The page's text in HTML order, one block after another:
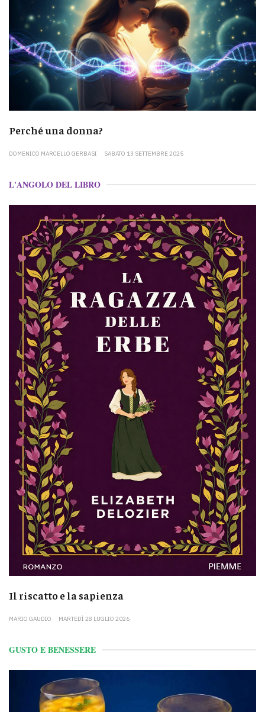
Perché una donna?
DOMENICO MARCELLO GERBASI SABATO 13 SETTEMBRE 2025
L'ANGOLO DEL LIBRO
Il riscatto e la sapienza
MARIO GAUDIO MARTEDÌ 28 LUGLIO 2026
GUSTO E BENESSERE